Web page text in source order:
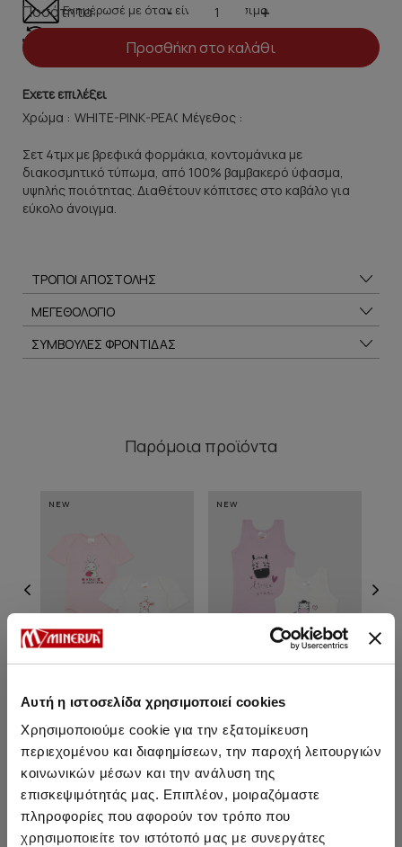
Αυτή η ιστοσελίδα χρησιμοποιεί cookies
Χρησιμοποιούμε cookie για την εξατομίκευση
περιεχομένου και διαφημίσεων, την παροχή λειτουργιών
κοινωνικών μέσων και την ανάλυση της
επισκεψιμότητάς μας. Επιπλέον, μοιραζόμαστε
πληροφορίες που αφορούν τον τρόπο που
χρησιμοποιείτε τον ιστότοπό μας με συνεργάτες
Ενημέρωσέ με όταν είναι διαθέσιμο
Λίγα κομμάτια
Ποσότητα: - +
Προσθήκη στο καλάθι
Εχετε επιλέξει
Χρώμα :
Μέγεθος :
Σετ 4τμχ με βρεφικά φορμάκια, κοντομάνικα με
διακοσμητικό τύπωμα, από 100% βαμβακερό ύφασμα,
υψηλής ποιότητας. Διαθέτουν κόπιτσες στο καβάλο για
εύκολο άνοιγμα.
ΤΡΟΠΟΙ ΑΠΟΣΤΟΛΗΣ
ΜΕΓΕΘΟΛΟΓΙΟ
ΣΥΜΒΟΥΛΕΣ ΦΡΟΝΤΙΔΑΣ
Παρόμοια προϊόντα
NEW
Rabbit Κοντομάνικο
Βρεφικό Φορμάκι 2τμχ
15,10 €
NEW
Zebra Αμάνικο Βρεφικό
Φορμάκι 2τμχ
12,15 €